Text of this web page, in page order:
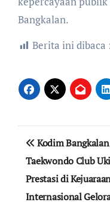
Bangkalan.
Berita ini dibaca
Navigasi
pos
Kodim Bangkalan
Taekwondo Club
Prestasi di
Internasional